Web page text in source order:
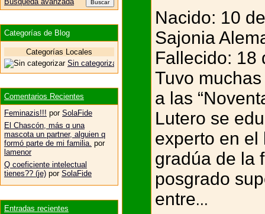
Nacido: 10
Sajonia
Fallecido: 18
Tuvo
a las
Lutero se
experto en el
gradúa de la
posgrado
entre...
Categorías de Blog
Categorías Locales
Sin categorizar
Comentarios Recientes
Feminazis!!! por SolaFide
El Chascón, más q una
mascota un partner, alguien q
formó parte de mi familia. por
lamenor
Q coeficiente intelectual
tienes?? (je) por SolaFide
Entradas recientes